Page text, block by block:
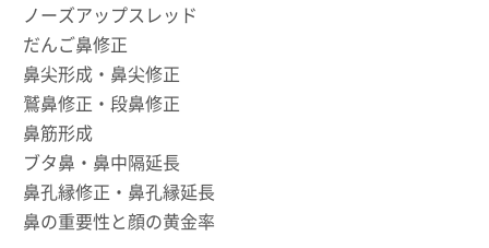
ノーズアップスレッド
だんご鼻修正
鼻尖形成・鼻尖修正
鷲鼻修正・段鼻修正
鼻筋形成
ブタ鼻・鼻中隔延長
鼻孔縁修正・鼻孔縁延長
鼻の重要性と顔の黄金率